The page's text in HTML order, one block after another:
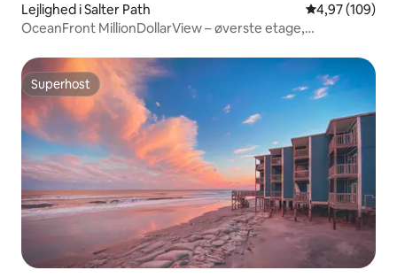
Lejlighed i Salter Path 4,97 ud af 5 i
4,97 (109)
OceanFront MillionDollarView – øverste etage,
Superhost
Superhost